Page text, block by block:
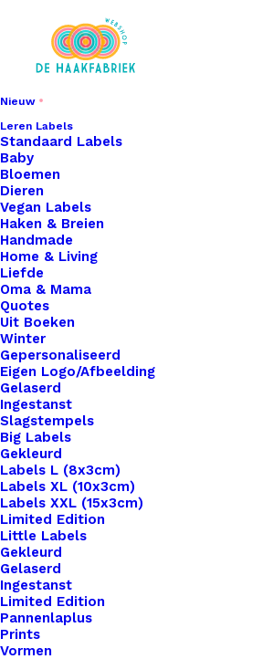
Nieuw
Leren Labels
Standaard Labels
Baby
Bloemen
Dieren
Vegan Labels
Haken & Breien
Handmade
Home & Living
Liefde
Oma & Mama
Quotes
Uit Boeken
Winter
Gepersonaliseerd
Eigen Logo/Afbeelding
Gelaserd
Ingestanst
Slagstempels
Big Labels
Gekleurd
Labels L (8x3cm)
Labels XL (10x3cm)
Labels XXL (15x3cm)
Limited Edition
Little Labels
Gekleurd
Gelaserd
Ingestanst
Limited Edition
Pannenlaplus
Prints
Vormen
Home